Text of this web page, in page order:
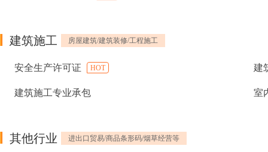
建筑施工 房屋建筑/建筑装修/工程施工
安全生产许可证 HOT 建
建筑施工专业承包 室
其他行业 进出口贸易/商品条形码/烟草经营等